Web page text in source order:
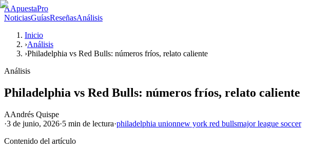
AApuestaPro
NoticiasGuíasReseñasAnálisis
Inicio
›Análisis
›Philadelphia vs Red Bulls: números fríos, relato caliente
Análisis
Philadelphia vs Red Bulls: números fríos, relato caliente
AAndrés Quispe
·3 de junio, 2026·5 min de lectura·philadelphia unionnew york red bullsmajor league soccer
Contenido del artículo